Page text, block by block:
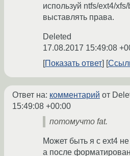
используй ntfs/ext4/
выставлять права.
Deleted
17.08.2017 15:49:08
Показать ответ
Ответ на: комментарий от
15:49:08 +00:00
потомучто fat.
Может быть я с ext4
а после